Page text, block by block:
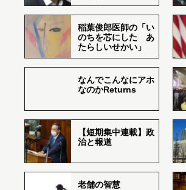
稲葉俊郎医師の「い
のちを芯にした あ
たらしいせかい」
なんでこんなにアホ
なのかReturns
【短期集中連載】政
治と報道
老舗の智慧